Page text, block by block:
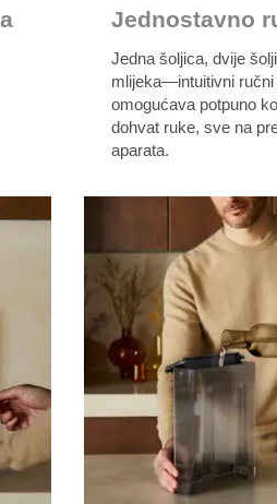
Jednostavno
Jedna šoljica, dvije
mlijeka—intuitivni ručni
omogućava potpuno
dohvat ruke, sve na
aparata.